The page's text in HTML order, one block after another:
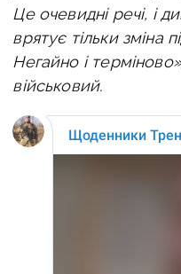
Це очевидні речі, і
врятує тільки зміна
Негайно і
військовий.